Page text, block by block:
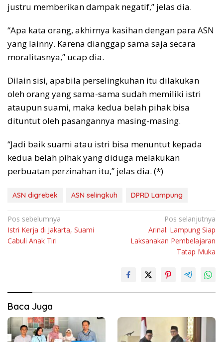
justru memberikan dampak negatif,” jelas dia.
“Apa kata orang, akhirnya kasihan dengan para ASN
yang lainny. Karena dianggap sama saja secara
moralitasnya,” ucap dia.
Dilain sisi, apabila perselingkuhan itu dilakukan
oleh orang yang sama-sama sudah memiliki istri
ataupun suami, maka kedua belah pihak bisa
dituntut oleh pasangannya masing-masing.
“Jadi baik suami atau istri bisa menuntut kepada
kedua belah pihak yang diduga melakukan
perbuatan perzinahan itu,” jelas dia. (*)
ASN digrebek ASN selingkuh DPRD Lampung
Navigasi
pos
Pos sebelumnya
Istri Kerja di Jakarta, Suami
Cabuli Anak Tiri
Pos selanjutnya
Arinal: Lampung Siap
Laksanakan Pembelajaran
Tatap Muka
Baca Juga